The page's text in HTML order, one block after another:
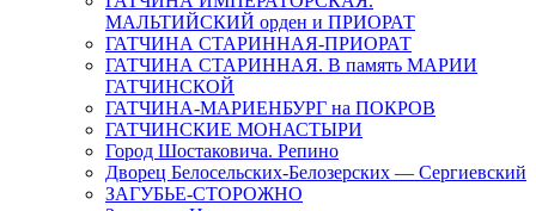
МАЛЬТИЙСКИЙ орден и ПРИОРАТ
ГАТЧИНА СТАРИННАЯ-ПРИОРАТ
ГАТЧИНА СТАРИННАЯ. В память МАРИИ
ГАТЧИНСКОЙ
ГАТЧИНА-МАРИЕНБУРГ на ПОКРОВ
ГАТЧИНСКИЕ МОНАСТЫРИ
Город Шостаковича. Репино
Дворец Белосельских-Белозерских — Сергиевский
ЗАГУБЬЕ-СТОРОЖНО